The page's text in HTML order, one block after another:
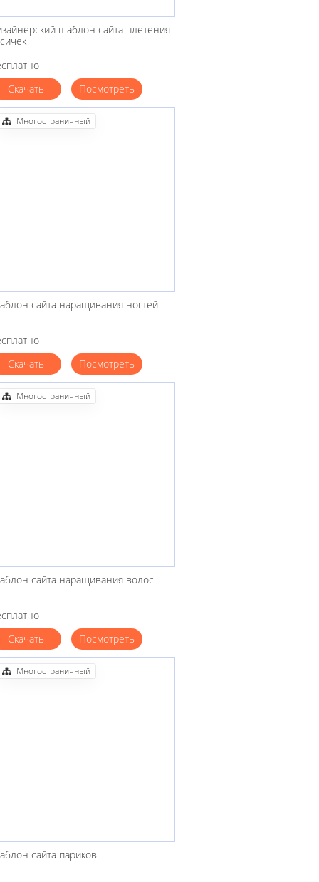
шаблон сайта плетения
Скачать
Посмотреть
сайта наращивания ногтей
Скачать
Посмотреть
Многостраничный
сайта наращивания волос
Скачать
Посмотреть
Многостраничный
сайта париков
Многостраничный